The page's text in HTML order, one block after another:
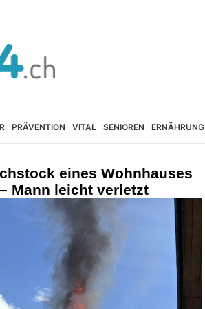
PRÄVENTION VITAL SENIOREN ERNÄHRUNG
eines Wohnhauses
Mann leicht verletzt